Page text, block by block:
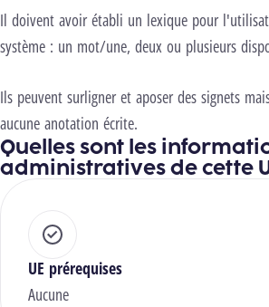
Il doivent avoir établi un lexique pour
système : un mot/une, deux ou plusieurs
Ils peuvent surligner et aposer des signets
aucune anotation écrite.
Quelles sont les
administratives de cette
UE prérequises
Aucune